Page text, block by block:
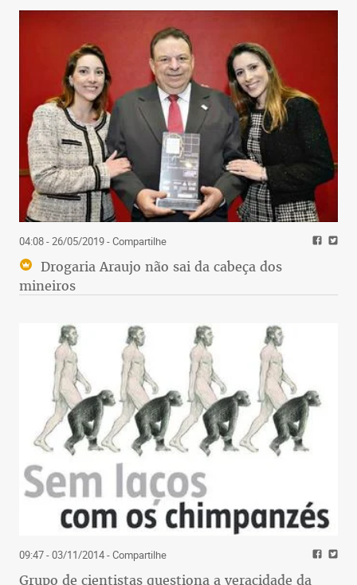
04:08 - 26/05/2019- Compartilhe
Drogaria Araujo não sai da cabeça dos
mineiros
09:47 - 03/11/2014- Compartilhe
Grupo de cientistas questiona a veracidade da